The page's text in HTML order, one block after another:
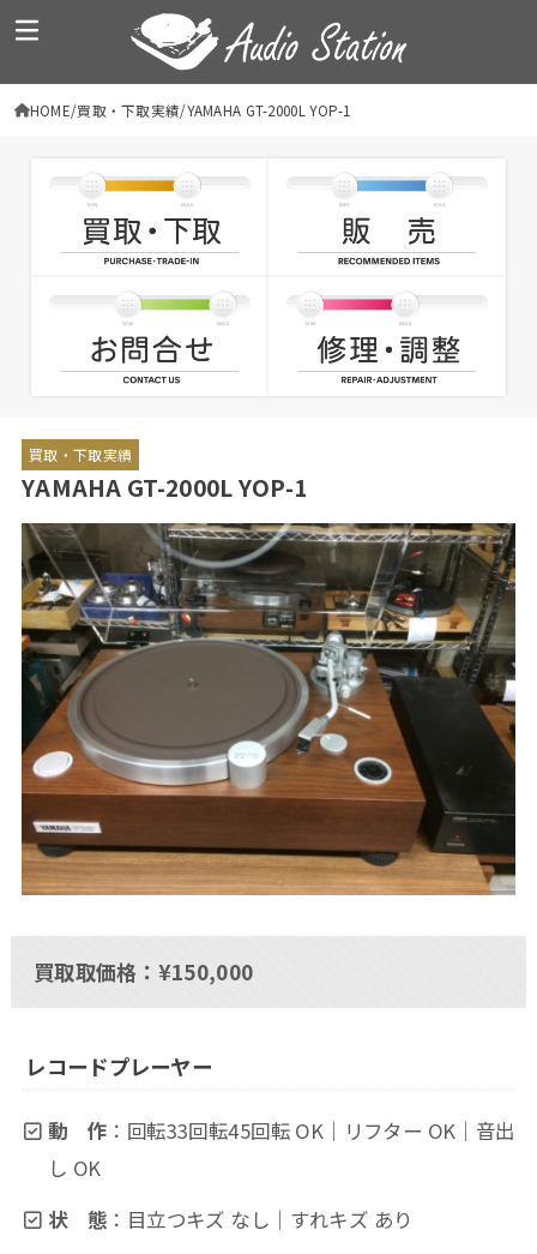
HOME 買取・下取実績 YAMAHA GT-2000L YOP-1
買取・下取実績
YAMAHA GT-2000L YOP-1
買取取価格：¥150,000
レコードプレーヤー
動 作 ：回転33回転45回転 OK｜リフター OK｜音出
し OK
状 態 ：目立つキズ なし｜すれキズ あり